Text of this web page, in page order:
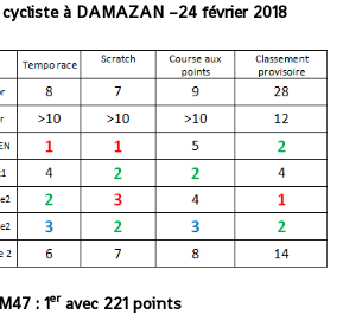
à DAMAZAN –24 février 2018
: 1eravec 221 points